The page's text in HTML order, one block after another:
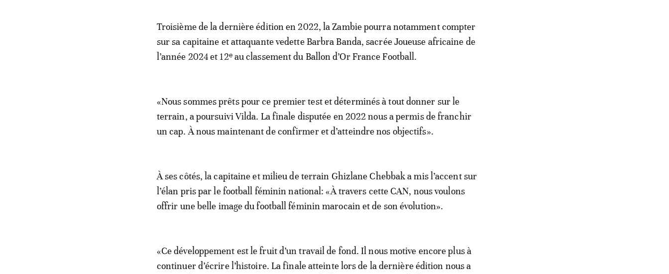
Troisième de la dernière édition en 2022, la Zambie pourra notamment compter
sur sa capitaine et attaquante vedette Barbra Banda, sacrée Joueuse africaine de
l’année 2024 et 12ᵉ au classement du Ballon d’Or France Football.
«Nous sommes prêts pour ce premier test et déterminés à tout donner sur le
terrain, a poursuivi Vilda. La finale disputée en 2022 nous a permis de franchir
un cap. À nous maintenant de confirmer et d’atteindre nos objectifs».
À ses côtés, la capitaine et milieu de terrain Ghizlane Chebbak a mis l’accent sur
l’élan pris par le football féminin national: «À travers cette CAN, nous voulons
offrir une belle image du football féminin marocain et de son évolution».
«Ce développement est le fruit d’un travail de fond. Il nous motive encore plus à
continuer d’écrire l’histoire. La finale atteinte lors de la dernière édition nous a